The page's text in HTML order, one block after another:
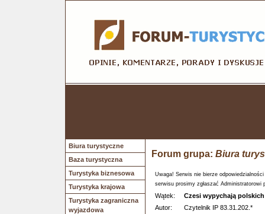
Biura turystyczne
Baza turystyczna
Turystyka biznesowa
Turystyka krajowa
Turystyka zagraniczna
wyjazdowa
Forum grupa: Biura
Uwaga! Serwis nie bierze
serwisu prosimy zgłaszać Administratorowi
Wątek:
Czesi wypychają
Autor:
Czytelnik IP 83.31.202.*